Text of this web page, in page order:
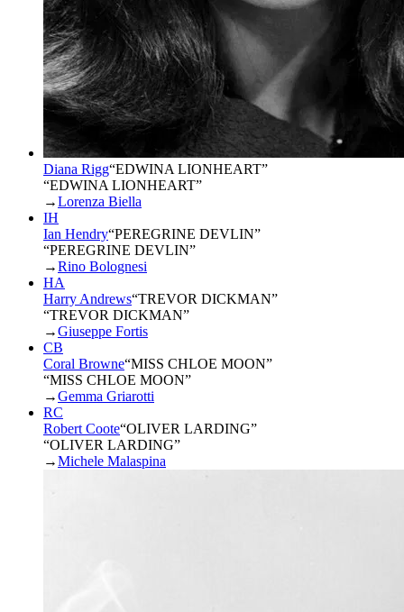
Diana Rigg“EDWINA LIONHEART”
“EDWINA LIONHEART”
→Lorenza Biella
IH
Ian Hendry“PEREGRINE DEVLIN”
“PEREGRINE DEVLIN”
→Rino Bolognesi
HA
Harry Andrews“TREVOR DICKMAN”
“TREVOR DICKMAN”
→Giuseppe Fortis
CB
Coral Browne“MISS CHLOE MOON”
“MISS CHLOE MOON”
→Gemma Griarotti
RC
Robert Coote“OLIVER LARDING”
“OLIVER LARDING”
→Michele Malaspina